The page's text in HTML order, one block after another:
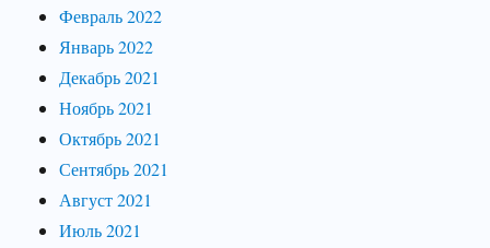
Февраль 2022
Январь 2022
Декабрь 2021
Ноябрь 2021
Октябрь 2021
Сентябрь 2021
Август 2021
Июль 2021